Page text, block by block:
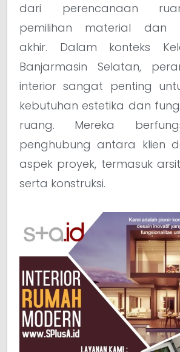
dari perencanaan
pemilihan material dan
akhir. Dalam konteks
Banjarmasin Selatan,
interior sangat penting
kebutuhan estetika dan
ruang. Mereka
penghubung antara klien
aspek proyek, termasuk
serta konstruksi.